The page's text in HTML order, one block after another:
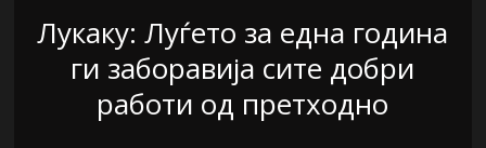
Лукаку: Луѓето за една година
ги заборавија сите добри
работи од претходно